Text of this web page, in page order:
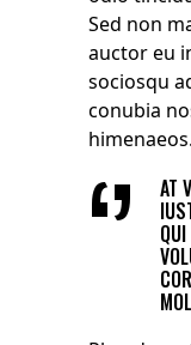
Sed non
auctor eu
sociosqu
conubia
himenaeos.
AT